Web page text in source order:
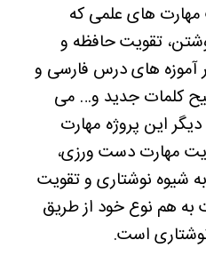
مهارت های علمی که
تقویت حافظه و
آموزه های درس فارسی و
کلمات جدید و… می
این پروژه مهارت
مهارت دست ورزی،
شیوه نوشتاری و تقویت
هم نوع خود از طریق
است.